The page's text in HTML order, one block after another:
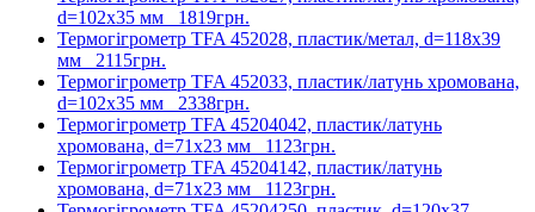
d=102х35 мм 1819грн.
Термогігрометр TFA 452028, пластик/метал, d=118х39
мм 2115грн.
Термогігрометр TFA 452033, пластик/латунь хромована,
d=102x35 мм 2338грн.
Термогігрометр TFA 45204042, пластик/латунь
хромована, d=71х23 мм 1123грн.
Термогігрометр TFA 45204142, пластик/латунь
хромована, d=71х23 мм 1123грн.